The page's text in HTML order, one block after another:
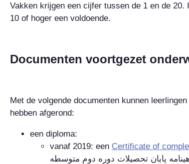
Vakken krijgen een cijfer tussen de 1 en de
10 of hoger een voldoende.
Documenten voortgezet
Met de volgende documenten kunnen
hebben afgerond:
een diploma:
vanaf 2019: een Certificate of
پايان تحصيلات دوره دوم متوسطه